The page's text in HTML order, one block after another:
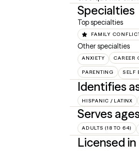
Specialties
Top specialties
FAMILY
Other specialties
ANXIETY CAREER
PARENTING SELF
Identifies
HISPANIC / LATINX
Serves
ADULTS (18 TO 64)
Licensed in